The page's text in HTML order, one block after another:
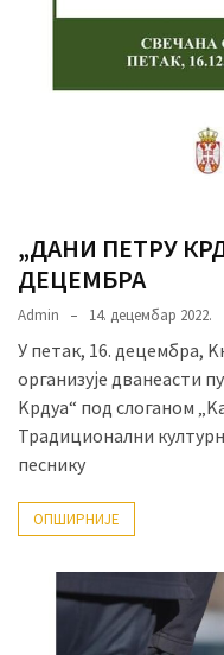
„ДАНИ ПЕТРУ
ДЕЦЕМБРА
Admin 14. децембар 2022.
У петак, 16. децембра,
организује дванеасти
Kрдуа“ под слоганом
Традиционални
песнику
ОПШИРНИЈЕ